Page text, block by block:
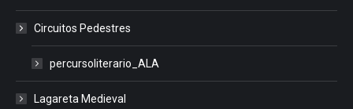
Circuitos Pedestres
percursoliterario_ALA
Lagareta Medieval